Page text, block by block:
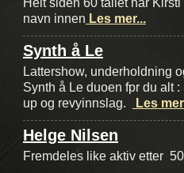
Helt siden 60 tallet har
navn innen Les mer...
Synth å Le
Lattershow, underholdning
Synth å Le duoen fpr du alt
up og revyinnslag.
Les
Helge Nilsen
Fremdeles like aktiv etter